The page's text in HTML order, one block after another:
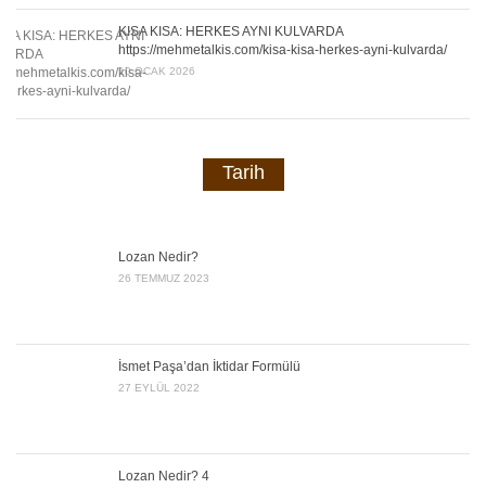
KISA KISA: HERKES AYNI KULVARDA
https://mehmetalkis.com/kisa-kisa-herkes-ayni-kulvarda/
10 OCAK 2026
Tarih
Lozan Nedir?
26 TEMMUZ 2023
İsmet Paşa’dan İktidar Formülü
27 EYLÜL 2022
Lozan Nedir? 4